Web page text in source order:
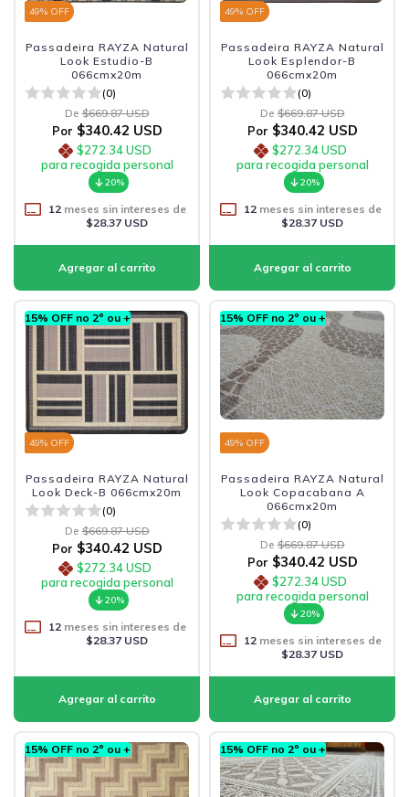
49% OFF
Passadeira RAYZA Natural
Look Estudio-B
066cmx20m
(0)
De $669.87 USD
Por $340.42 USD
$272.34 USD
para recogida personal
20%
12meses sin intereses de
$28.37 USD
49% OFF
Passadeira RAYZA Natural
Look Esplendor-B
066cmx20m
(0)
De $669.87 USD
Por $340.42 USD
$272.34 USD
para recogida personal
20%
12meses sin intereses de
$28.37 USD
15% OFF no 2º ou +
49% OFF
Passadeira RAYZA Natural
Look Deck-B 066cmx20m
(0)
De $669.87 USD
Por $340.42 USD
$272.34 USD
para recogida personal
20%
12meses sin intereses de
$28.37 USD
15% OFF no 2º ou +
49% OFF
Passadeira RAYZA Natural
Look Copacabana A
066cmx20m
(0)
De $669.87 USD
Por $340.42 USD
$272.34 USD
para recogida personal
20%
12meses sin intereses de
$28.37 USD
15% OFF no 2º ou + 15% OFF no 2º ou +